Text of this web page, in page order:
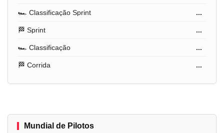
🏎️ Classificação Sprint ...
🏁 Sprint ...
🏎️ Classificação ...
🏁 Corrida ...
Mundial de Pilotos